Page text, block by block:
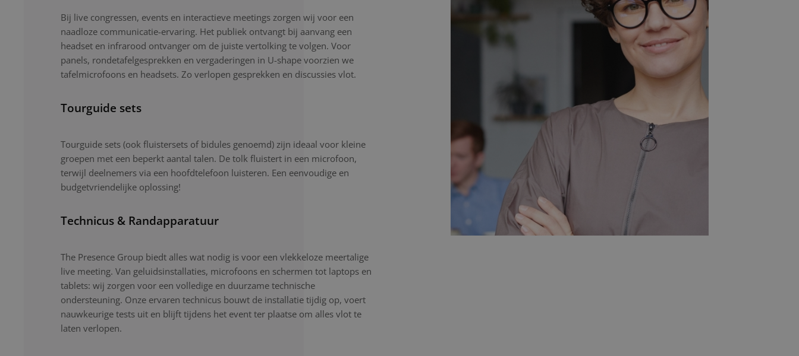
Bij live congressen, events en interactieve meetings zorgen wij voor een
naadloze communicatie-ervaring. Het publiek ontvangt bij aanvang een
headset en infrarood ontvanger om de juiste vertolking te volgen. Voor
panels, rondetafelgesprekken en vergaderingen in U-shape voorzien we
tafelmicrofoons en headsets. Zo verlopen gesprekken en discussies vlot.
Tourguide sets
Tourguide sets (ook fluistersets of bidules genoemd) zijn ideaal voor kleine
groepen met een beperkt aantal talen. De tolk fluistert in een microfoon,
terwijl deelnemers via een hoofdtelefoon luisteren. Een eenvoudige en
budgetvriendelijke oplossing!
Technicus & Randapparatuur
The Presence Group biedt alles wat nodig is voor een vlekkeloze meertalige
live meeting. Van geluidsinstallaties, microfoons en schermen tot laptops en
tablets: wij zorgen voor een volledige en duurzame technische
ondersteuning. Onze ervaren technicus bouwt de installatie tijdig op, voert
nauwkeurige tests uit en blijft tijdens het event ter plaatse om alles vlot te
laten verlopen.